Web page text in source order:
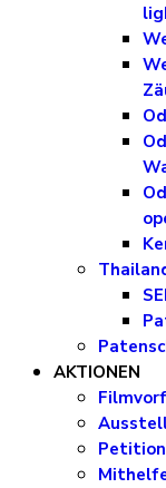
AKTIONEN